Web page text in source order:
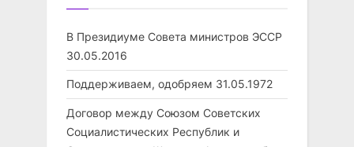
В Президиуме Совета министров ЭССР
30.05.2016
Поддерживаем, одобряем 31.05.1972
Договор между Союзом Советских
Социалистических Республик и